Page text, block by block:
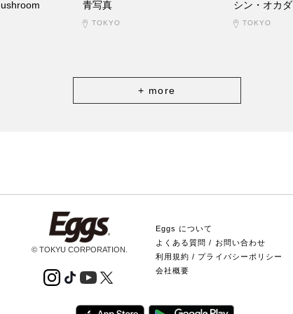
青写真
TOKYO
シン・オカダ
TOKYO
+ more
© TOKYU CORPORATION.
Eggs について
よくある質問 / お問い合わせ
利用規約 / プライバシーポリシー
会社概要